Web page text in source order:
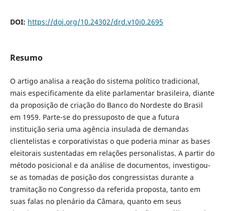
DOI: https://doi.org/10.24302/drd.v10i0.2695
Resumo
O artigo analisa a reação do sistema político tradicional,
mais especificamente da elite parlamentar brasileira, diante
da proposição de criação do Banco do Nordeste do Brasil
em 1959. Parte-se do pressuposto de que a futura
instituição seria uma agência insulada de demandas
clientelistas e corporativistas o que poderia minar as bases
eleitorais sustentadas em relações personalistas. A partir do
método posicional e da análise de documentos, investigou-
se as tomadas de posição dos congressistas durante a
tramitação no Congresso da referida proposta, tanto em
suas falas no plenário da Câmara, quanto em seus